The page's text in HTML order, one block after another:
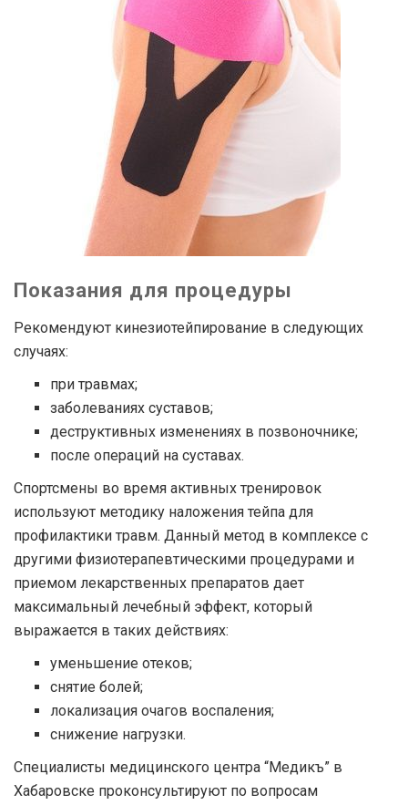
Показания для процедуры
Рекомендуют кинезиотейпирование в следующих
случаях:
при травмах;
заболеваниях суставов;
деструктивных изменениях в позвоночнике;
после операций на суставах.
Спортсмены во время активных тренировок
используют методику наложения тейпа для
профилактики травм. Данный метод в комплексе с
другими физиотерапевтическими процедурами и
приемом лекарственных препаратов дает
максимальный лечебный эффект, который
выражается в таких действиях:
уменьшение отеков;
снятие болей;
локализация очагов воспаления;
снижение нагрузки.
Специалисты медицинского центра “Медикъ” в
Хабаровске проконсультируют по вопросам